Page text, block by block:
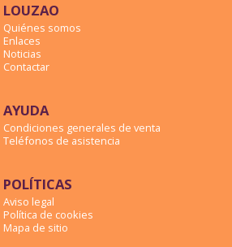
LOUZAO
Quiénes somos
Enlaces
Noticias
Contactar
AYUDA
Condiciones generales de venta
Teléfonos de asistencia
POLÍTICAS
Aviso legal
Política de cookies
Mapa de sitio